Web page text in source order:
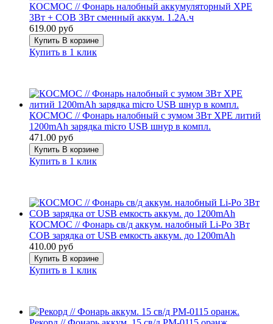
КОСМОС // Фонарь налобный аккумуляторный XPE
3Вт + COB 3Вт сменный аккум. 1.2А.ч
619.00 руб
Купить В корзине
Купить в 1 клик
КОСМОС // Фонарь налобный с зумом 3Вт ХРЕ литий
1200mAh зарядка micro USB шнур в компл.
471.00 руб
Купить В корзине
Купить в 1 клик
КОСМОС // Фонарь св/д аккум. налобный Li-Po 3Вт
COB зарядка от USB емкость аккум. до 1200mAh
410.00 руб
Купить В корзине
Купить в 1 клик